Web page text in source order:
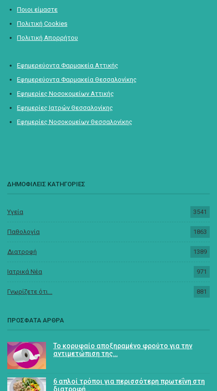
Ποιοι είμαστε
Πολιτική Cookies
Πολιτική Απορρήτου
Εφημερεύοντα Φαρμακεία Αττικής
Εφημερεύοντα Φαρμακεία Θεσσαλονίκης
Εφημερίες Νοσοκομείων Αττικής
Εφημερίες Ιατρών Θεσσαλονίκης
Εφημερίες Νοσοκομείων Θεσσαλονίκης
ΔΗΜΟΦΙΛΕΙΣ ΚΑΤΗΓΟΡΙΕΣ
Υγεία 3541
Παθολογία 1863
Διατροφή 1389
Ιατρικά Νέα 971
Γνωρίζετε ότι... 881
ΠΡΟΣΦΑΤΑ ΑΡΘΡΑ
Το κορυφαίο αποξηραμένο φρούτο για την
αντιμετώπιση της…
6 απλοί τρόποι για περισσότερη πρωτεΐνη στη
διατροφή…